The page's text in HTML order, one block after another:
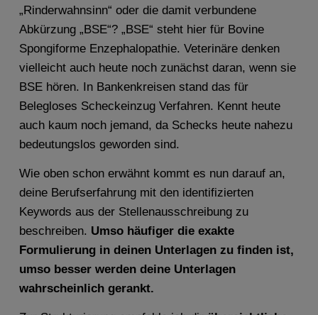
„Rinderwahnsinn“ oder die damit verbundene
Abkürzung „BSE“? „BSE“ steht hier für Bovine
Spongiforme Enzephalopathie. Veterinäre denken
vielleicht auch heute noch zunächst daran, wenn sie
BSE hören. In Bankenkreisen stand das für
Belegloses Scheckeinzug Verfahren. Kennt heute
auch kaum noch jemand, da Schecks heute nahezu
bedeutungslos geworden sind.
Wie oben schon erwähnt kommt es nun darauf an,
deine Berufserfahrung mit den identifizierten
Keywords aus der Stellenausschreibung zu
beschreiben. Umso häufiger die exakte
Formulierung in deinen Unterlagen zu finden ist,
umso besser werden deine Unterlagen
wahrscheinlich gerankt.